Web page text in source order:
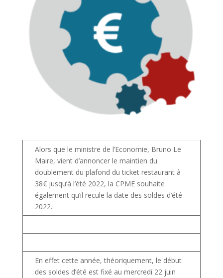
Alors que le ministre de l’Economie, Bruno Le
Maire, vient d’annoncer le maintien du
doublement du plafond du ticket restaurant à
38€ jusqu’à l’été 2022, la CPME souhaite
également qu’il recule la date des soldes d’été
2022.
En effet cette année, théoriquement, le début
des soldes d’été est fixé au mercredi 22 juin